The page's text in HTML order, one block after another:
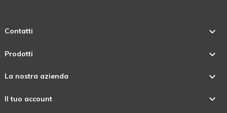
Contatti 
Prodotti 
La nostra azienda 
Il tuo account 